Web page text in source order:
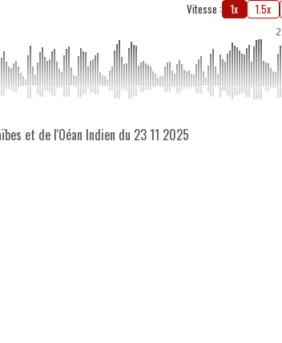
Vitesse : 1x 1.5x
2
et de l'Oéan Indien du 23 11 2025